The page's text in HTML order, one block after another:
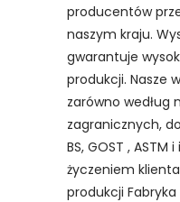
producentów
naszym kraju.
gwarantuje
produkcji. Nasze
zarówno według
zagranicznych,
BS, GOST ,
życzeniem
produkcji